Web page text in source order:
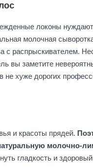
локоны
молочная
с распрыскивателем.
вы заметите
хуже дорогих
и красоты прядей.
молочно-
гладкость и